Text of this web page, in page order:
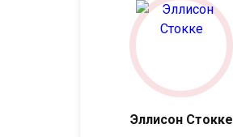
Эллисон Стокке